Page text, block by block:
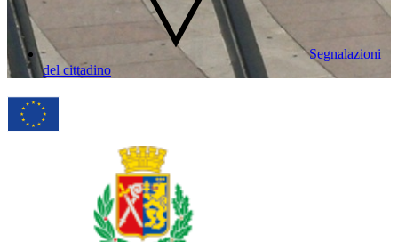
Segnalazioni
del cittadino